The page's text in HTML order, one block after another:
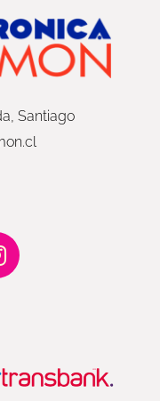
Santiago